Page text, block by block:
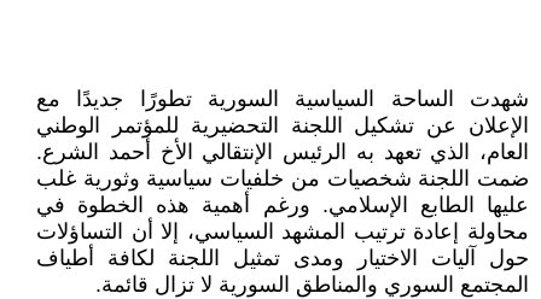
شهدت الساحة السياسية السورية تطورًا جديدًا مع
الإعلان عن تشكيل اللجنة التحضيرية للمؤتمر الوطني
العام، الذي تعهد به الرئيس الإنتقالي الأخ أحمد الشرع.
ضمت اللجنة شخصيات من خلفيات سياسية وثورية غلب
عليها الطابع الإسلامي. ورغم أهمية هذه الخطوة في
محاولة إعادة ترتيب المشهد السياسي، إلا أن التساؤلات
حول آليات الاختيار ومدى تمثيل اللجنة لكافة أطياف
المجتمع السوري والمناطق السورية لا تزال قائمة.